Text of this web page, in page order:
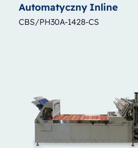
Automatyczny Inline
CBS/PH30A-1428-CS